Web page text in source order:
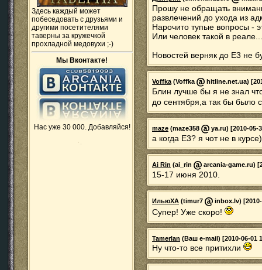
Здесь каждый может
побеседовать с друзьями и
другими посетителями
таверны за кружечкой
прохладной медовухи ;-)
Мы Вконтакте!
Нас уже 30 000. Добавляйся!
Прошу не обращать
развлечений до ухода из
Нарочито тупые вопросы -
Или человек такой в реале...
Новостей верняк до Е3 не
Voffka(Voffka hitline.net.ua)
Блин лучше бы я не знал
до сентября,а так бы было
maze (maze358 ya.ru) [2010-05-
а когда Е3? я чот не в
Ai Rin (ai_rin arcania-game.ru)
15-17 июня 2010.
ИльюХА (timur7 inbox.lv)
Супер! Уже скоро!
Tamerlan (Ваш e-mail) [2010-06-01
Ну что-то все притихли